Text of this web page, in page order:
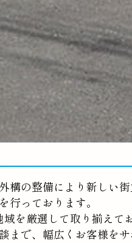
の整備により新しい街
行っております。
を厳選して取り揃えて
で、幅広くお客様をサ